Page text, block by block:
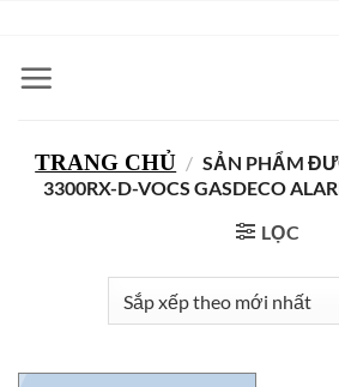
nội
TRANG CHỦ / SẢN PHẨM
3300RX-D-VOCS GASDECO
LỌC